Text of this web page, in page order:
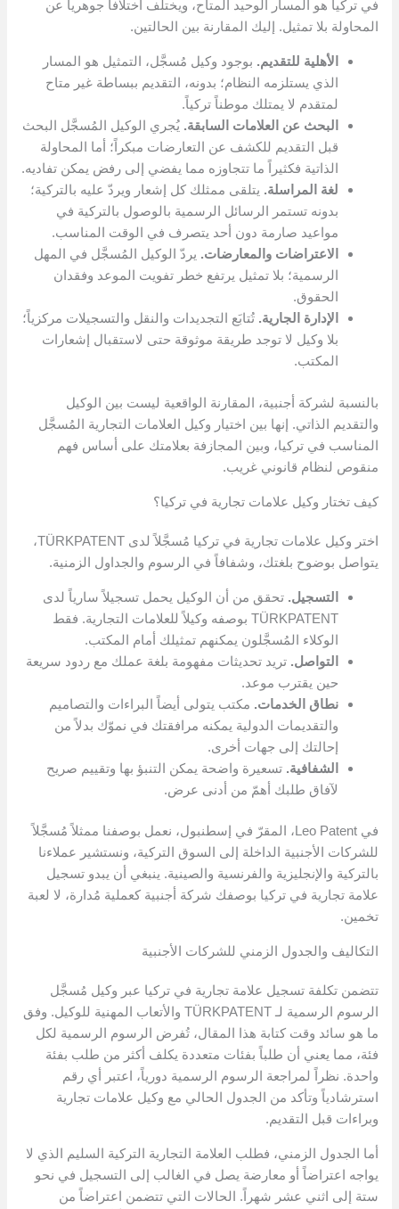
في تركيا هو المسار الوحيد المتاح، ويختلف اختلافاً جوهرياً عن
المحاولة بلا تمثيل. إليك المقارنة بين الحالتين.
الأهلية للتقديم. بوجود وكيل مُسجَّل، التمثيل هو المسار
الذي يستلزمه النظام؛ بدونه، التقديم ببساطة غير متاح
لمتقدم لا يمتلك موطناً تركياً.
البحث عن العلامات السابقة. يُجري الوكيل المُسجَّل البحث
قبل التقديم للكشف عن التعارضات مبكراً؛ أما المحاولة
الذاتية فكثيراً ما تتجاوزه مما يفضي إلى رفض يمكن تفاديه.
لغة المراسلة. يتلقى ممثلك كل إشعار ويردّ عليه بالتركية؛
بدونه تستمر الرسائل الرسمية بالوصول بالتركية في
مواعيد صارمة دون أحد يتصرف في الوقت المناسب.
الاعتراضات والمعارضات. يردّ الوكيل المُسجَّل في المهل
الرسمية؛ بلا تمثيل يرتفع خطر تفويت الموعد وفقدان
الحقوق.
الإدارة الجارية. تُتابَع التجديدات والنقل والتسجيلات مركزياً؛
بلا وكيل لا توجد طريقة موثوقة حتى لاستقبال إشعارات
المكتب.
بالنسبة لشركة أجنبية، المقارنة الواقعية ليست بين الوكيل
والتقديم الذاتي. إنها بين اختيار وكيل العلامات التجارية المُسجَّل
المناسب في تركيا، وبين المجازفة بعلامتك على أساس فهم
منقوص لنظام قانوني غريب.
كيف تختار وكيل علامات تجارية في تركيا؟
اختر وكيل علامات تجارية في تركيا مُسجَّلاً لدى TÜRKPATENT،
يتواصل بوضوح بلغتك، وشفافاً في الرسوم والجداول الزمنية.
التسجيل. تحقق من أن الوكيل يحمل تسجيلاً سارياً لدى
TÜRKPATENT بوصفه وكيلاً للعلامات التجارية. فقط
الوكلاء المُسجَّلون يمكنهم تمثيلك أمام المكتب.
التواصل. تريد تحديثات مفهومة بلغة عملك مع ردود سريعة
حين يقترب موعد.
نطاق الخدمات. مكتب يتولى أيضاً البراءات والتصاميم
والتقديمات الدولية يمكنه مرافقتك في نموّك بدلاً من
إحالتك إلى جهات أخرى.
الشفافية. تسعيرة واضحة يمكن التنبؤ بها وتقييم صريح
لآفاق طلبك أهمّ من أدنى عرض.
في Leo Patent، المقرّ في إسطنبول، نعمل بوصفنا ممثلاً مُسجَّلاً
للشركات الأجنبية الداخلة إلى السوق التركية، ونستشير عملاءنا
بالتركية والإنجليزية والفرنسية والصينية. ينبغي أن يبدو تسجيل
علامة تجارية في تركيا بوصفك شركة أجنبية كعملية مُدارة، لا لعبة
تخمين.
التكاليف والجدول الزمني للشركات الأجنبية
تتضمن تكلفة تسجيل علامة تجارية في تركيا عبر وكيل مُسجَّل
الرسوم الرسمية لـ TÜRKPATENT والأتعاب المهنية للوكيل. وفق
ما هو سائد وقت كتابة هذا المقال، تُفرض الرسوم الرسمية لكل
فئة، مما يعني أن طلباً بفئات متعددة يكلف أكثر من طلب بفئة
واحدة. نظراً لمراجعة الرسوم الرسمية دورياً، اعتبر أي رقم
استرشادياً وتأكد من الجدول الحالي مع وكيل علامات تجارية
وبراءات قبل التقديم.
أما الجدول الزمني، فطلب العلامة التجارية التركية السليم الذي لا
يواجه اعتراضاً أو معارضة يصل في الغالب إلى التسجيل في نحو
ستة إلى اثني عشر شهراً. الحالات التي تتضمن اعتراضاً من